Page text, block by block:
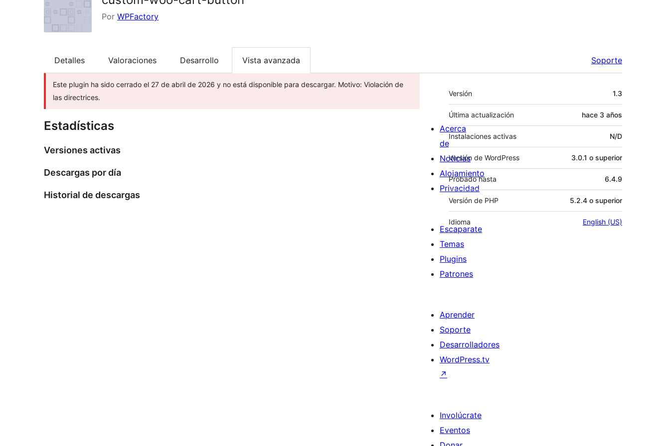
Por WPFactory
Detalles Valoraciones Desarrollo Vista avanzada Soporte
Este plugin ha sido cerrado el 27 de abril de 2026 y no está disponible para descargar. Motivo: Violación de
las directrices.
Estadísticas
Versiones activas
Descargas por día
Historial de descargas
Meta
Versión 1.3
Última actualización hace 3 años
Instalaciones activas N/D
Versión de WordPress 3.0.1 o superior
Probado hasta 6.4.9
Versión de PHP 5.2.4 o superior
Idioma English (US)
Acerca
de
Noticias
Alojamiento
Privacidad
Escaparate
Temas
Plugins
Patrones
Aprender
Soporte
Desarrolladores
WordPress.tv
↗
Involúcrate
Eventos